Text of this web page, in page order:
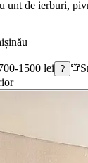
unt de ierburi,
1500 lei ?